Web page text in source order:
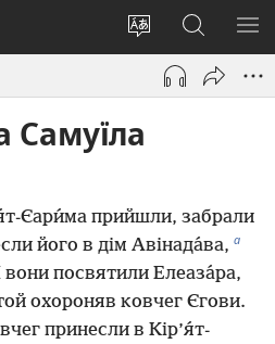
Змінити
мову
сайту
Увійти
(відкривається
новому
Пошук
на
сайті
Самуїла
Єари́ма прийшли, забрали
його в дім Авінада́ва, а
вони посвятили Елеаза́ра,
охороняв ковчег Єгови.
принесли в Кір’я́т-